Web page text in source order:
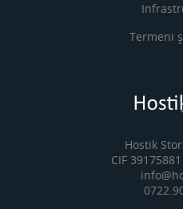
Termeni
Hostik
CIF